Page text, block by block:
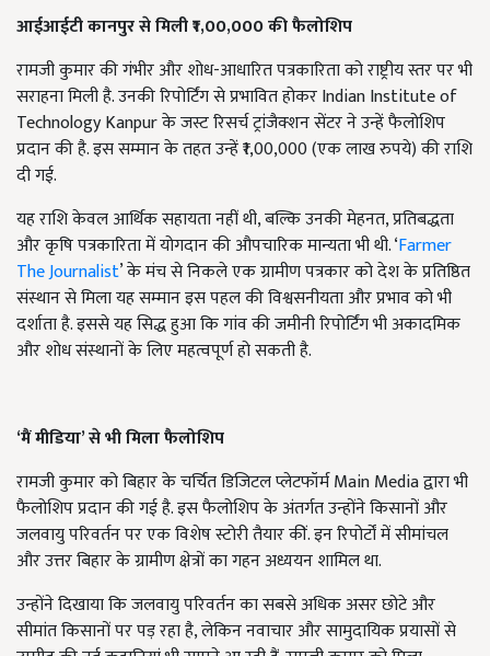
आईआईटी कानपुर से मिली ₹1,00,000की फैलोशिप
रामजी कुमार की गंभीर और शोध-आधारित पत्रकारिता को राष्ट्रीय स्तर पर भी
सराहना मिली है. उनकी रिपोर्टिंग से प्रभावित होकर Indian Institute of
Technology Kanpur के जस्ट रिसर्च ट्रांजैक्शन सेंटर ने उन्हें फैलोशिप
प्रदान की है. इस सम्मान के तहत उन्हें ₹1,00,000 (एक लाख रुपये) की राशि
दी गई.
यह राशि केवल आर्थिक सहायता नहीं थी, बल्कि उनकी मेहनत, प्रतिबद्धता
और कृषि पत्रकारिता में योगदान की औपचारिक मान्यता भी थी. ‘Farmer
The Journalist’ के मंच से निकले एक ग्रामीण पत्रकार को देश के प्रतिष्ठित
संस्थान से मिला यह सम्मान इस पहल की विश्वसनीयता और प्रभाव को भी
दर्शाता है. इससे यह सिद्ध हुआ कि गांव की जमीनी रिपोर्टिंग भी अकादमिक
और शोध संस्थानों के लिए महत्वपूर्ण हो सकती है.
‘मैं मीडिया’ सेभी मिलाफैलोशिप
रामजी कुमार को बिहार के चर्चित डिजिटल प्लेटफॉर्म Main Media द्वारा भी
फैलोशिप प्रदान की गई है. इस फैलोशिप के अंतर्गत उन्होंने किसानों और
जलवायु परिवर्तन पर एक विशेष स्टोरी तैयार कीं. इन रिपोर्टों में सीमांचल
और उत्तर बिहार के ग्रामीण क्षेत्रों का गहन अध्ययन शामिल था.
उन्होंने दिखाया कि जलवायु परिवर्तन का सबसे अधिक असर छोटे और
सीमांत किसानों पर पड़ रहा है, लेकिन नवाचार और सामुदायिक प्रयासों से